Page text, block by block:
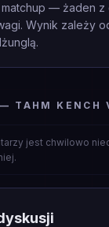
— żaden z
Wynik zależy
TAHM KENCH
jest chwilowo